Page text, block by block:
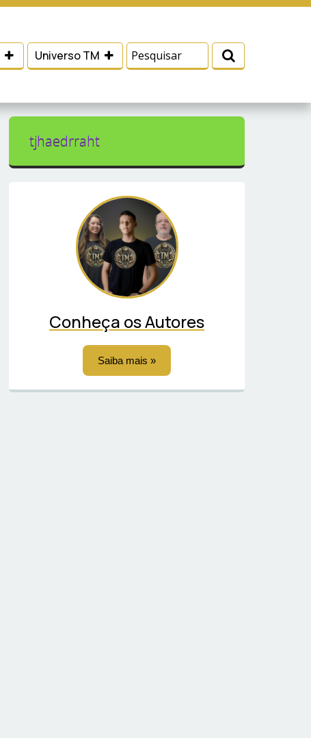
Universo TM
tjhaedrraht
Conheça os Autores
Saiba mais »